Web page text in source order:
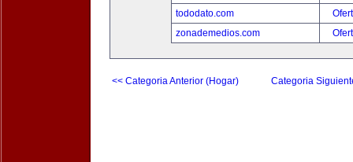
tododato.com
zonademedios.com
<< Categoria Anterior (Hogar) Categoria